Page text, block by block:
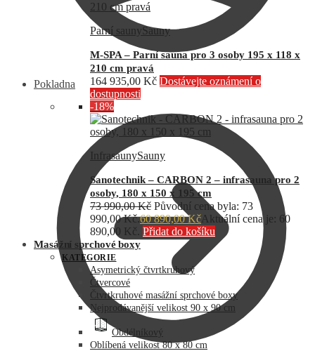
Pokladna
Parní saunySauny
M-SPA – Parní sauna pro 3 osoby 195 x 118 x
210 cm pravá
164 935,00 Kč Dostávejte oznámení o
dostupnosti
-18%
InfrasaunySauny
Sanotechnik – CARBON 2 – infrasauna pro 2
osoby, 180 x 150 x 195 cm
73 990,00Kč Původní cena byla: 73
990,00 Kč.60 890,00Kč Aktuální cena je: 60
890,00 Kč. Přidat do košíku
Masážní sprchové boxy
KATEGORIE
Asymetrický čtvrtkruhový
Čtvercové
Čtvrtkruhové masážní sprchové boxy
Nejprodávanější velikost 90 x 90 cm
Obdélníkový
Oblíbená velikost 80 x 80 cm